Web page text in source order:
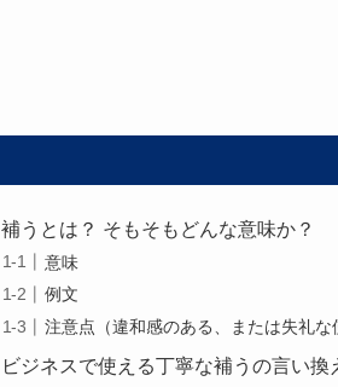
補うとは？ そもそもどんな意味か？
意味
例文
注意点（違和感のある、または失礼な
ビジネスで使える丁寧な補うの言い換